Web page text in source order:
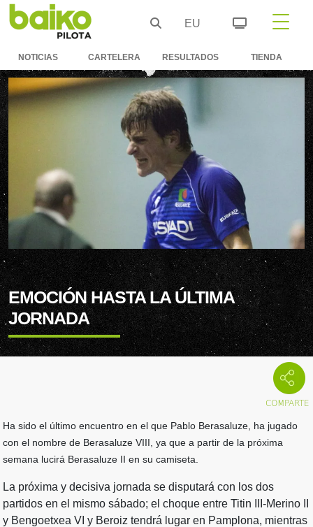
EU
NOTICIAS CARTELERA RESULTADOS TIENDA
EMOCIÓN HASTA LA ÚLTIMA
JORNADA
Ha sido el último encuentro en el que Pablo Berasaluze, ha jugado
con el nombre de Berasaluze VIII, ya que a partir de la próxima
semana lucirá Berasaluze II en su camiseta.
La próxima y decisiva jornada se disputará con los dos
partidos en el mismo sábado; el choque entre Titin III-Merino II
y Bengoetxea VI y Beroiz tendrá lugar en Pamplona, mientras